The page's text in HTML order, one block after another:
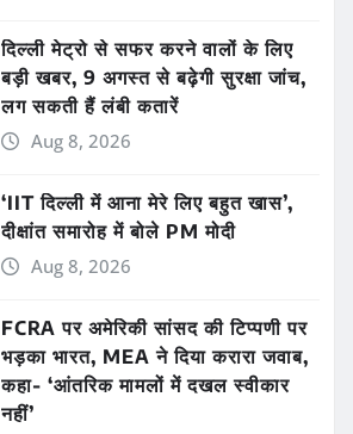
दिल्ली मेट्रो से सफर करने वालों के लिए
बड़ी खबर, 9 अगस्त से बढ़ेगी सुरक्षा जांच,
लग सकती हैं लंबी कतारें
Aug 8, 2026
‘IIT दिल्ली में आना मेरे लिए बहुत खास’,
दीक्षांत समारोह में बोले PM मोदी
Aug 8, 2026
FCRA पर अमेरिकी सांसद की टिप्पणी पर
भड़का भारत, MEA ने दिया करारा जवाब,
कहा- ‘आंतरिक मामलों में दखल स्वीकार
नहीं’